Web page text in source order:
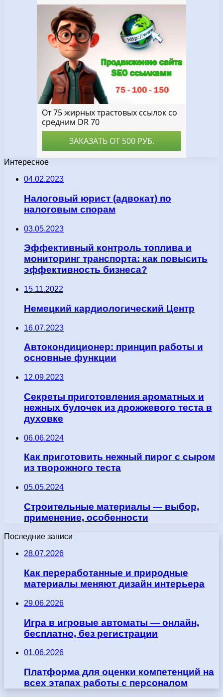
Интересное
04.02.2023
Налоговый юрист (адвокат) по
налоговым спорам
03.05.2023
Эффективный контроль топлива и
мониторинг транспорта: как повысить
эффективность бизнеса?
15.11.2022
Немецкий кардиологический Центр
16.07.2023
Автокондиционер: принцип работы и
основные функции
12.09.2023
Секреты приготовления ароматных и
нежных булочек из дрожжевого теста в
духовке
06.06.2024
Как приготовить нежный пирог с сыром
из творожного теста
05.05.2024
Строительные материалы — выбор,
применение, особенности
Последние записи
28.07.2026
Как переработанные и природные
материалы меняют дизайн интерьера
29.06.2026
Игра в игровые автоматы — онлайн,
бесплатно, без регистрации
01.06.2026
Платформа для оценки компетенций на
всех этапах работы с персоналом